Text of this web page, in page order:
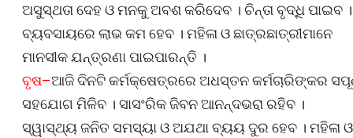
ଅସୁସ୍ଥତା ଦେହ ଓ ମନକୁ ଅବଶ କରିଦେବ । ଚିନ୍ତା ବୃଦ୍ଧି ପାଇବ ।
ବ୍ୟବସାୟରେ ଲାଭ କମ ହେବ । ମହିଳା ଓ ଛାତ୍ରଛାତ୍ରୀମାନେ
ମାନସୀକ ଯନ୍ତ୍ରଣା ପାଇପାରନ୍ତି ।
ବୃଷ–ଆଜି ଦିନଟି କର୍ମକ୍ଷେତ୍ରରେ ଅଧସ୍ତନ କର୍ମଚାରିଙ୍କର
ସହଯୋଗ ମିଳିବ । ସାସଂରିକ ଜିବନ ଆନନ୍ଦଭରା ରହିବ ।
ସ୍ୱାସ୍ଥ୍ୟ ଜନିତ ସମସ୍ୟା ଓ ଅଯଥା ବ୍ୟୟ ଦୁର ହେବ । ମହିଳା ଓ